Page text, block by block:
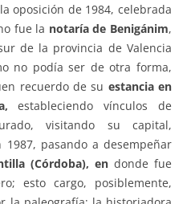
oposición de 1984, celebrada
fue la notaría de Benigánim,
de la provincia de Valencia
no podía ser de otra forma,
recuerdo de su estancia en
, estableciendo vínculos de
visitando su capital,
pasando a desempeñar
(Córdoba), en donde fue
esto cargo, posiblemente,